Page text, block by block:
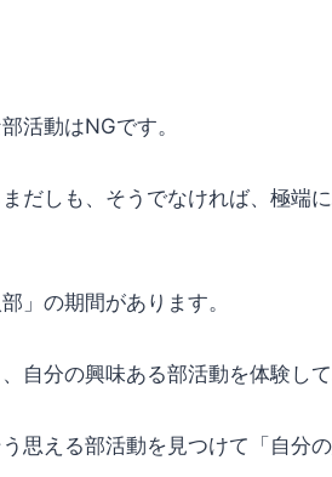
活動はNGです。
だしも、そうでなければ、極端
」の期間があります。
自分の興味ある部活動を体験して
思える部活動を見つけて「自分